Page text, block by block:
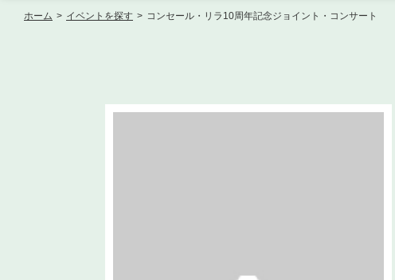
ホーム > イベントを探す > コンセール・リラ10周年記念ジョイント・コンサート